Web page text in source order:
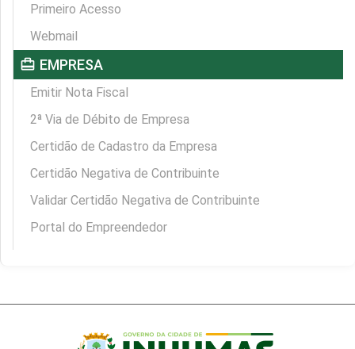
Primeiro Acesso
Webmail
card_travel EMPRESA
Emitir Nota Fiscal
2ª Via de Débito de Empresa
Certidão de Cadastro da Empresa
Certidão Negativa de Contribuinte
Validar Certidão Negativa de Contribuinte
Portal do Empreendedor